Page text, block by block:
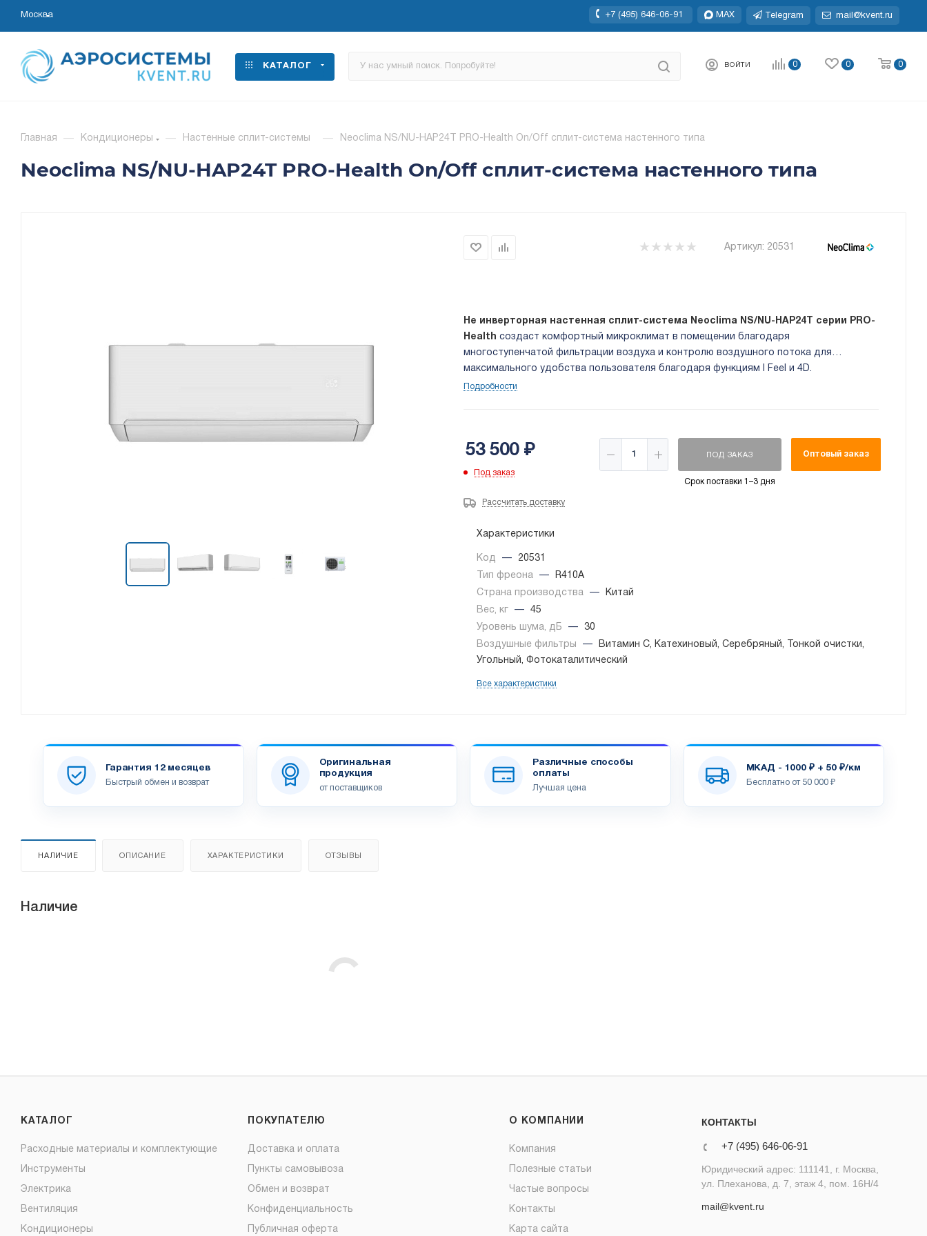
Москва +7 (495) 646-06-91 MAX Telegram mail@kvent.ru
КАТАЛОГ ВОЙТИ 0 0 0
Главная — Кондиционеры — Настенные сплит-системы — Neoclima NS/NU-HAP24T PRO-Health On/Off сплит-система настенного типа
Neoclima NS/NU-HAP24T PRO-Health On/Off сплит-система настенного типа
Артикул: 20531
Не инверторная настенная сплит-система Neoclima NS/NU-HAP24T серии PRO-
Health создаст комфортный микроклимат в помещении благодаря
многоступенчатой фильтрации воздуха и контролю воздушного потока для
максимального удобства пользователя благодаря функциям I Feel и 4D.
Кондиционер также поддерживает функцию дежурного обогрева и авторестарта.
Подробности
53 500₽
Под заказ
ПОД ЗАКАЗ
Срок поставки 1–3 дня
Оптовый заказ
Рассчитать доставку
Характеристики
Код —
20531
Тип фреона
—
R410A
Страна производства
—
Китай
Вес, кг
—
45
Уровень шума, дБ
—
30
Воздушные фильтры
—
Витамин С, Катехиновый, Серебряный, Тонкой очистки,
Угольный, Фотокаталитический
Все характеристики
Гарантия 12 месяцев
Быстрый обмен и возврат
Оригинальная
продукция
от поставщиков
Различные способы
оплаты
Лучшая цена
МКАД - 1000 ₽ + 50 ₽/км
Бесплатно от 50 000 ₽
НАЛИЧИЕ ОПИСАНИЕ ХАРАКТЕРИСТИКИ ОТЗЫВЫ
Наличие
КАТАЛОГ
Расходные материалы и комплектующие
Инструменты
Электрика
Вентиляция
Кондиционеры
ПОКУПАТЕЛЮ
Доставка и оплата
Пункты самовывоза
Обмен и возврат
Конфиденциальность
Публичная оферта
О КОМПАНИИ
Компания
Полезные статьи
Частые вопросы
Контакты
Карта сайта
КОНТАКТЫ
+7 (495) 646-06-91
Юридический адрес: 111141, г. Москва,
ул. Плеханова, д. 7, этаж 4, пом. 16Н/4
mail@kvent.ru